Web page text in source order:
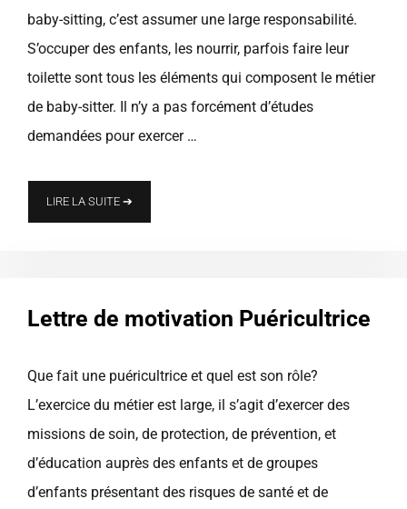
baby-sitting, c’est assumer une large responsabilité.
S’occuper des enfants, les nourrir, parfois faire leur
toilette sont tous les éléments qui composent le métier
de baby-sitter. Il n’y a pas forcément d’études
demandées pour exercer …
LIRE LA SUITE ➔
Lettre de motivation Puéricultrice
Que fait une puéricultrice et quel est son rôle?
L’exercice du métier est large, il s’agit d’exercer des
missions de soin, de protection, de prévention, et
d’éducation auprès des enfants et de groupes
d’enfants présentant des risques de santé et de